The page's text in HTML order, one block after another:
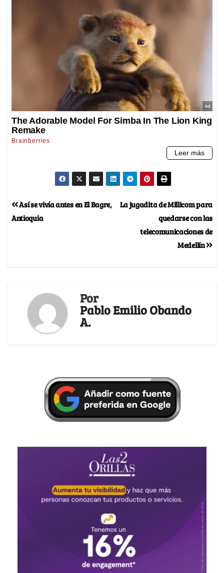
La jugadita de Millicom para
quedarse con las
telecomunicaciones de
Medellín
Así se vivía antes en El Bagre,
Antioquia
Por
Pablo Emilio Obando
A.